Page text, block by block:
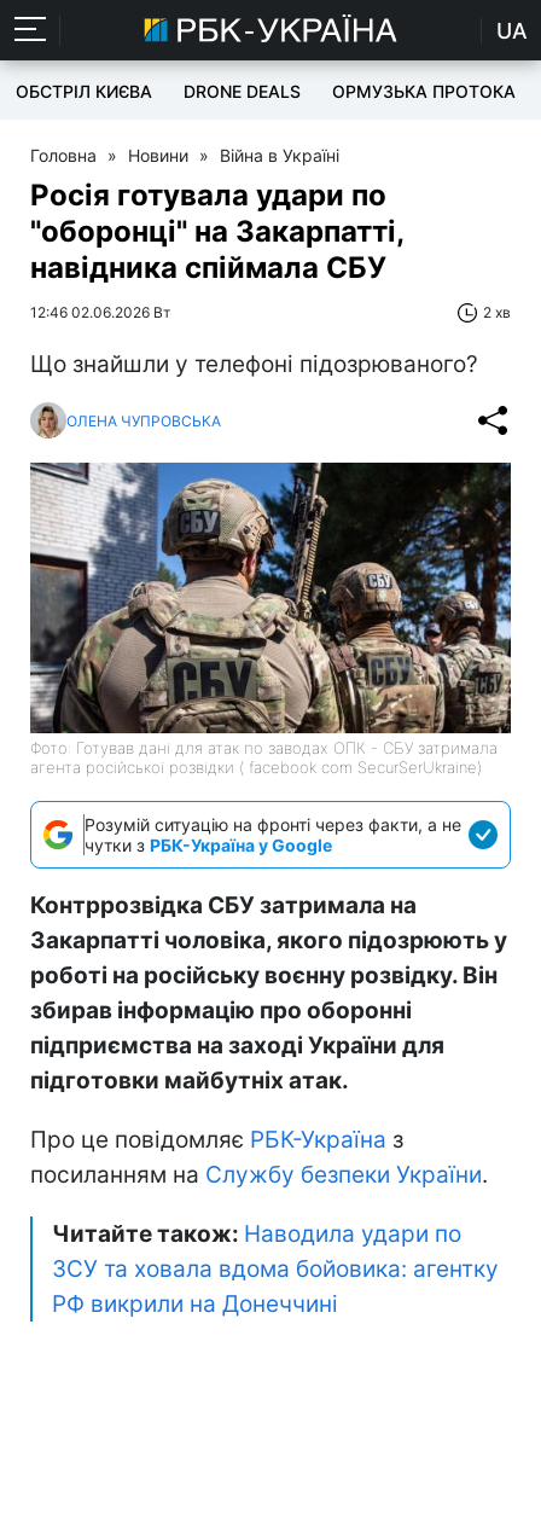
UA
ОБСТРІЛ КИЄВА DRONE DEALS ОРМУЗЬКА ПРОТОКА
Головна » Новини » Війна в Україні
Росія готувала удари по
"оборонці" на Закарпатті,
навідника спіймала СБУ
12:46 02.06.2026 Вт 2 хв
Що знайшли у телефоні підозрюваного?
ОЛЕНА ЧУПРОВСЬКА
Фото: Готував дані для атак по заводах ОПК - СБУ затримала
агента російської розвідки ( facebook com SecurSerUkraine)
Розумій ситуацію на фронті через факти, а не
чутки з РБК-Україна у Google
Контррозвідка СБУ затримала на
Закарпатті чоловіка, якого підозрюють у
роботі на російську воєнну розвідку. Він
збирав інформацію про оборонні
підприємства на заході України для
підготовки майбутніх атак.
Про це повідомляє РБК-Україна з
посиланням на Службу безпеки України.
Читайте також: Наводила удари по
ЗСУ та ховала вдома бойовика: агентку
РФ викрили на Донеччині